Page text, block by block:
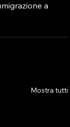
a
Mostra tutti